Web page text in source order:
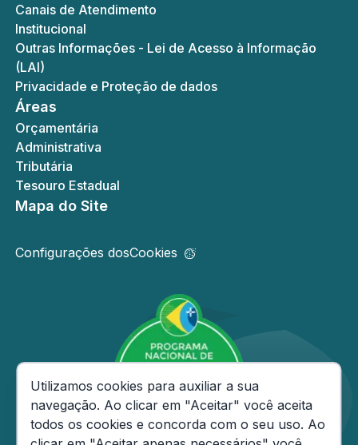
Canais de Atendimento
Institucional
Outras Informações - Lei de Acesso à Informação
(LAI)
Privacidade e Proteção de dados
Áreas
Orçamentária
Administrativa
Tributária
Tesouro Estadual
Mapa do Site
Configurações dosCookies
Consentimento de Cookies
Utilizamos cookies para auxiliar a sua
navegação. Ao clicar em "Aceitar" você aceita
todos os cookies e concorda com o seu uso. Ao